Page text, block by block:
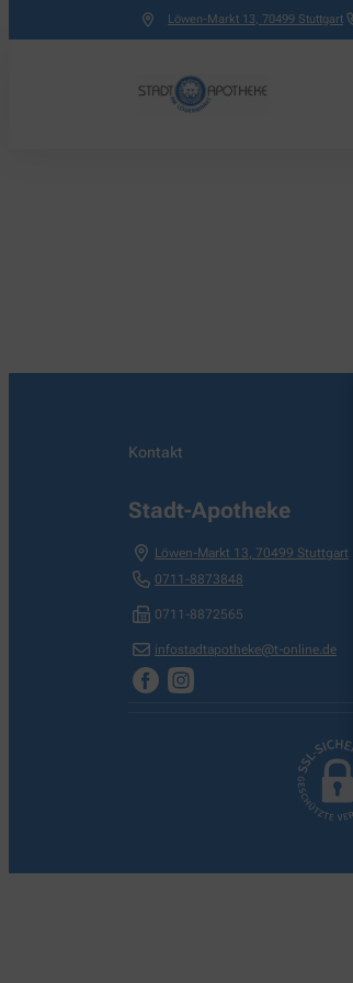
Löwen-Markt 13, 70499 Stuttgart
Kontakt
Stadt-Apotheke
Löwen-Markt 13, 70499 Stuttgart
0711-8873848
0711-8872565
infostadtapotheke@t-online.de